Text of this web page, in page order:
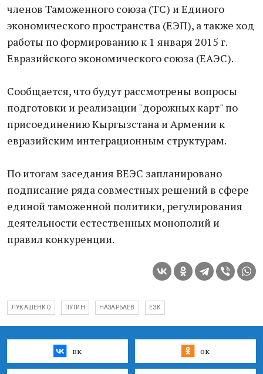
членов Таможенного союза (ТС) и Единого
экономического пространства (ЕЭП), а также ход
работы по формированию к 1 января 2015 г.
Евразийского экономического союза (ЕАЭС).
Сообщается, что будут рассмотрены вопросы
подготовки и реализации "дорожных карт" по
присоединению Кыргызстана и Армении к
евразийским интеграционным структурам.
По итогам заседания ВЕЭС запланировано
подписание ряда совместных решений в сфере
единой таможенной политики, регулирования
деятельности естественных монополий и
правил конкуренции.
ЛУКАШЕНКО ПУТИН НАЗАРБАЕВ ЕЭК
вк ок